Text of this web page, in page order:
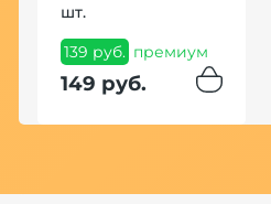
шт.
139 руб. премиум
149 руб.